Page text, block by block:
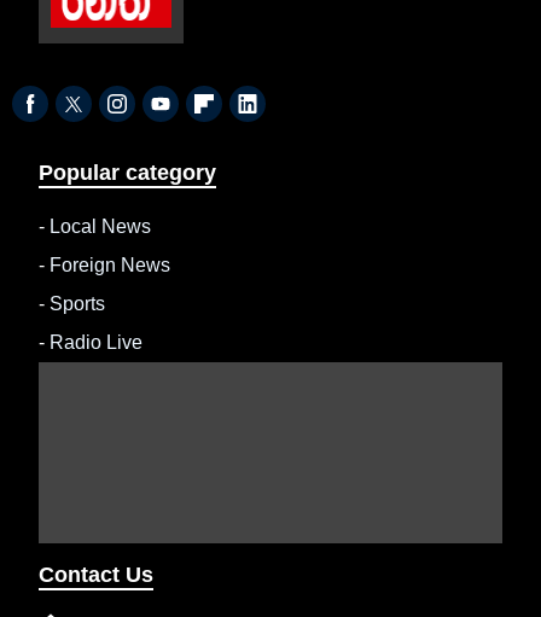
Popular category
- Local News
- Foreign News
- Sports
- Radio Live
Contact Us